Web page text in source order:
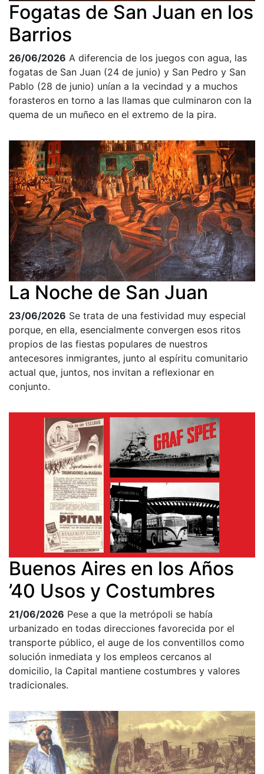
Fogatas de San Juan en los
Barrios
26/06/2026 A diferencia de los juegos con agua, las
fogatas de San Juan (24 de junio) y San Pedro y San
Pablo (28 de junio) unían a la vecindad y a muchos
forasteros en torno a las llamas que culminaron con la
quema de un muñeco en el extremo de la pira.
La Noche de San Juan
23/06/2026 Se trata de una festividad muy especial
porque, en ella, esencialmente convergen esos ritos
propios de las fiestas populares de nuestros
antecesores inmigrantes, junto al espíritu comunitario
actual que, juntos, nos invitan a reflexionar en
conjunto.
Buenos Aires en los Años
’40 Usos y Costumbres
21/06/2026 Pese a que la metrópoli se había
urbanizado en todas direcciones favorecida por el
transporte público, el auge de los conventillos como
solución inmediata y los empleos cercanos al
domicilio, la Capital mantiene costumbres y valores
tradicionales.